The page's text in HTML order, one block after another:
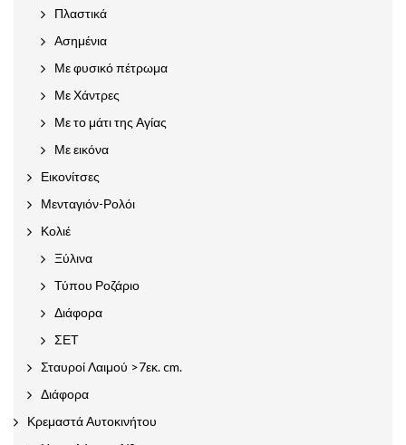
Πλαστικά
Ασημένια
Με φυσικό πέτρωμα
Με Χάντρες
Με το μάτι της Αγίας
Με εικόνα
Εικονίτσες
Μενταγιόν-Ρολόι
Κολιέ
Ξύλινα
Τύπου Ροζάριο
Διάφορα
ΣΕΤ
Σταυροί Λαιμού >7εκ. cm.
Διάφορα
Κρεμαστά Αυτοκινήτου